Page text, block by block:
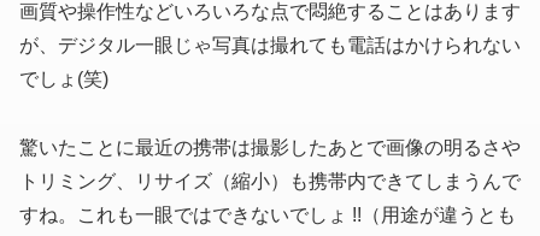
画質や操作性などいろいろな点で悶絶することはあります
が、デジタル一眼じゃ写真は撮れても電話はかけられない
でしょ(笑)
驚いたことに最近の携帯は撮影したあとで画像の明るさや
トリミング、リサイズ（縮小）も携帯内できてしまうんで
すね。これも一眼ではできないでしょ !! （用途が違うとも